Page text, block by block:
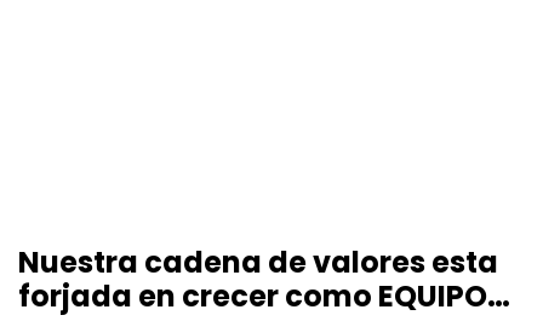
Nuestra cadena de valores esta
forjada en crecer como EQUIPO…